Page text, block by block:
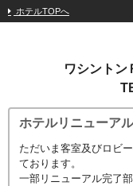
ホテルTOPへ
ワシントン
ただいま客室及びロビ
ております。
一部リニューアル完了